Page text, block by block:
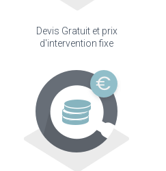
Devis Gratuit et prix
d'intervention fixe